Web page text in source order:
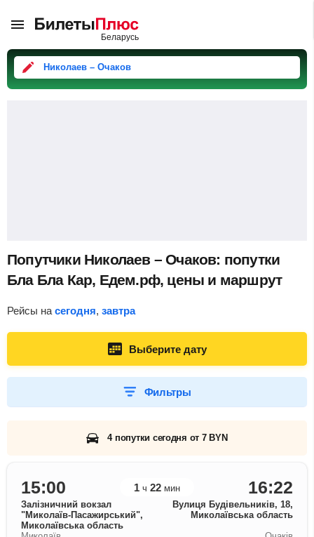
Николаев – Очаков
Попутчики Николаев – Очаков: попутки
Бла Бла Кар, Едем.рф, цены и маршрут
Рейсы на сегодня, завтра
Выберите дату
Фильтры
4 попутки сегодня от 7 BYN
15:00 1 ч 22 мин 16:22
Залізничний вокзал
"Миколаїв-Пасажирський",
Миколаївська область
Вулиця Будівельників, 18,
Миколаївська область